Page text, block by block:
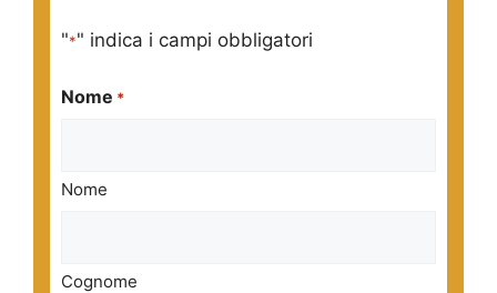
"*" indica i campi obbligatori
Nome *
Nome
Cognome